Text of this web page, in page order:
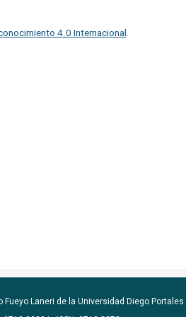
4.0 Internacional .
Fueyo Laneri de la Universidad Diego Portales |